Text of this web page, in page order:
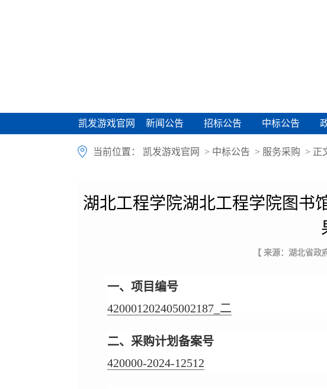
凯发游戏官网
凯发游戏官网 新闻公告
新闻公告 招标公告
招标公告 中标公告
中标公告
当前位置： 凯发游戏官网 > 中标公告 > 服务采购 > 正
湖北工程学院湖北工程学院图书
【 来源：湖北省政
一、项目编号
420001202405002187_二
二、采购计划备案号
420000-2024-12512